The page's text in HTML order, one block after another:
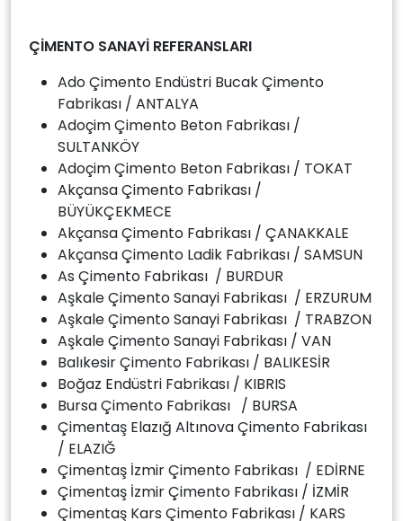
ÇİMENTO SANAYİ REFERANSLARI
Ado Çimento Endüstri Bucak Çimento
Fabrikası / ANTALYA
Adoçim Çimento Beton Fabrikası /
SULTANKÖY
Adoçim Çimento Beton Fabrikası / TOKAT
Akçansa Çimento Fabrikası /
BÜYÜKÇEKMECE
Akçansa Çimento Fabrikası / ÇANAKKALE
Akçansa Çimento Ladik Fabrikası / SAMSUN
As Çimento Fabrikası / BURDUR
Aşkale Çimento Sanayi Fabrikası / ERZURUM
Aşkale Çimento Sanayi Fabrikası / TRABZON
Aşkale Çimento Sanayi Fabrikası / VAN
Balıkesir Çimento Fabrikası / BALIKESİR
Boğaz Endüstri Fabrikası / KIBRIS
Bursa Çimento Fabrikası / BURSA
Çimentaş Elazığ Altınova Çimento Fabrikası
/ ELAZIĞ
Çimentaş İzmir Çimento Fabrikası / EDİRNE
Çimentaş İzmir Çimento Fabrikası / İZMİR
Çimentaş Kars Çimento Fabrikası / KARS